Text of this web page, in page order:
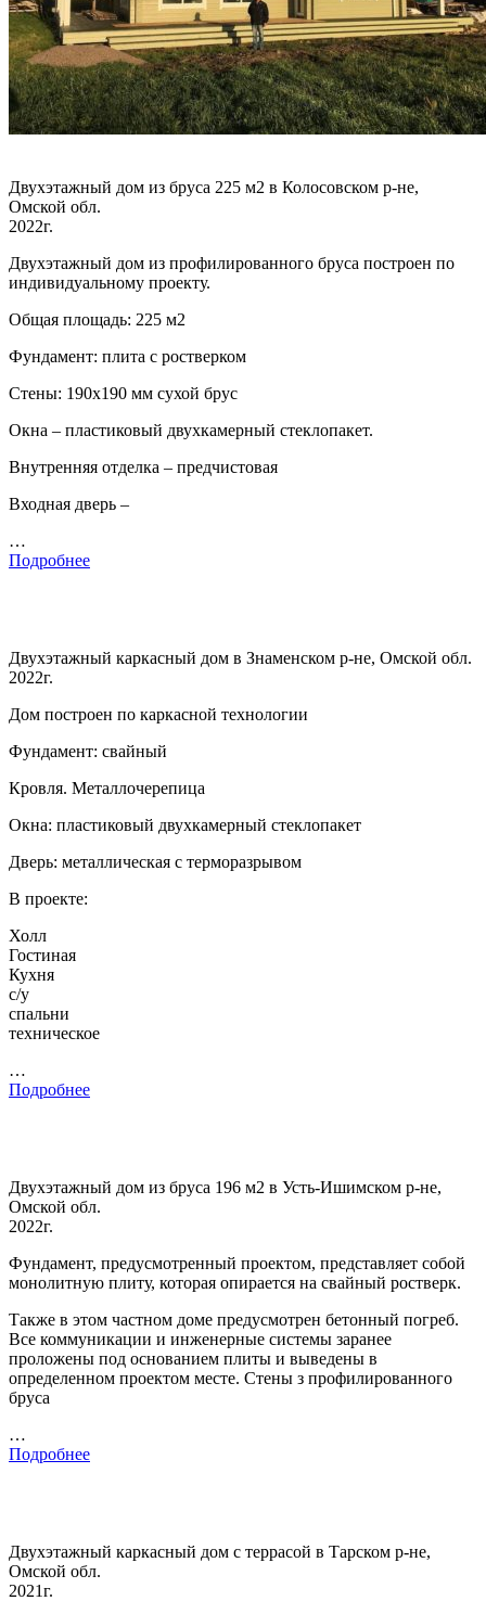
Двухэтажный дом из бруса 225 м2 в Колосовском р-не,
Омской обл.
2022г.
Двухэтажный дом из профилированного бруса построен по
индивидуальному проекту.
Общая площадь: 225 м2
Фундамент: плита с ростверком
Стены: 190х190 мм сухой брус
Окна – пластиковый двухкамерный стеклопакет.
Внутренняя отделка – предчистовая
Входная дверь –
…
Подробнее
Двухэтажный каркасный дом в Знаменском р-не, Омской обл.
2022г.
Дом построен по каркасной технологии
Фундамент: свайный
Кровля. Металлочерепица
Окна: пластиковый двухкамерный стеклопакет
Дверь: металлическая с терморазрывом
В проекте:
Холл
Гостиная
Кухня
с/у
спальни
техническое
…
Подробнее
Двухэтажный дом из бруса 196 м2 в Усть-Ишимском р-не,
Омской обл.
2022г.
Фундамент, предусмотренный проектом, представляет собой
монолитную плиту, которая опирается на свайный ростверк.
Также в этом частном доме предусмотрен бетонный погреб.
Все коммуникации и инженерные системы заранее
проложены под основанием плиты и выведены в
определенном проектом месте. Стены з профилированного
бруса
…
Подробнее
Двухэтажный каркасный дом с террасой в Тарском р-не,
Омской обл.
2021г.